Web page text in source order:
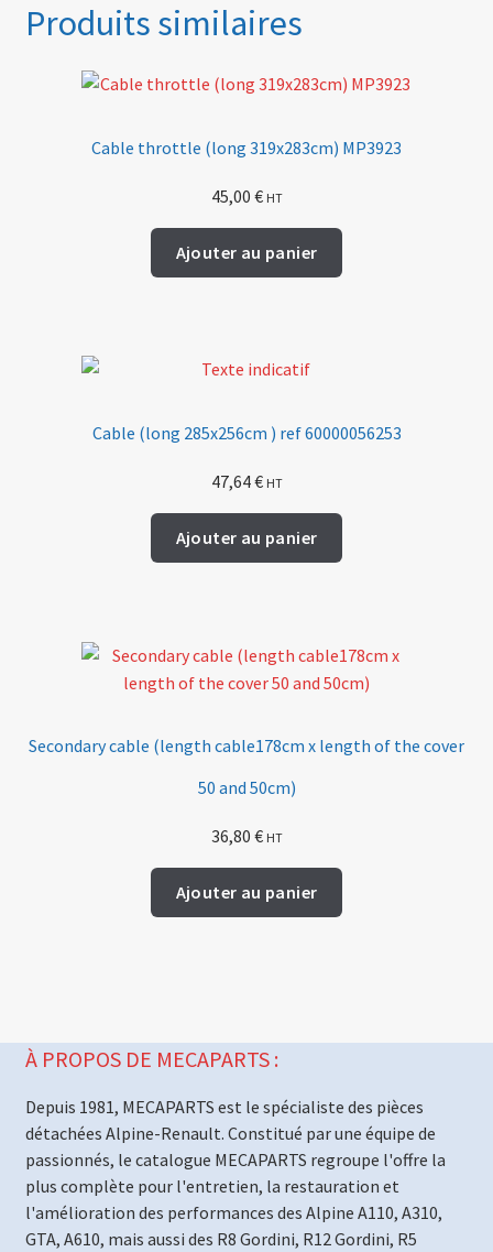
Produits similaires
Cable throttle (long 319x283cm) MP3923
45,00 € HT
Ajouter au panier
Cable (long 285x256cm ) ref 60000056253
47,64€ HT
Ajouter au panier
Secondary cable (length cable178cm x length of the cover
50 and 50cm)
36,80 € HT
Ajouter au panier
À PROPOS DE MECAPARTS :
Depuis 1981, MECAPARTS est le spécialiste des pièces
détachées Alpine-Renault. Constitué par une équipe de
passionnés, le catalogue MECAPARTS regroupe l'offre la
plus complète pour l'entretien, la restauration et
l'amélioration des performances des Alpine A110, A310,
GTA, A610, mais aussi des R8 Gordini, R12 Gordini, R5